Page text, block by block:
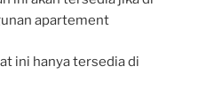
apartement
ini hanya tersedia di